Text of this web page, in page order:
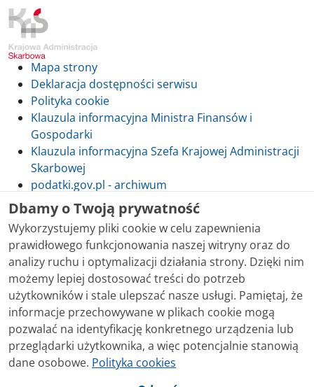
Mapa strony
Deklaracja dostępności serwisu
Polityka cookie
Klauzula informacyjna Ministra Finansów i
Gospodarki
Klauzula informacyjna Szefa Krajowej Administracji
Skarbowej
podatki.gov.pl - archiwum
Skontaktuj się z nami
Treści zamieszczone w serwisie udostępniamy
bezpłatnie. Korzystanie z treści opublikowanych w
serwisie podatki.gov.pl, niezależnie od celu i sposobu
korzystania, nie wymaga zgody Ministerstwa Finansów.
Treści znaczone w serwisie jako treści będące
przedmiotem praw autorskich, o ile nie jest to
Dbamy o Twoją prywatność
Wykorzystujemy pliki cookie w celu zapewnienia
prawidłowego funkcjonowania naszej witryny oraz do
analizy ruchu i optymalizacji działania strony. Dzięki nim
możemy lepiej dostosować treści do potrzeb
użytkowników i stale ulepszać nasze usługi. Pamiętaj, że
informacje przechowywane w plikach cookie mogą
pozwalać na identyfikację konkretnego urządzenia lub
przeglądarki użytkownika, a więc potencjalnie stanowią
dane osobowe. Polityka cookies